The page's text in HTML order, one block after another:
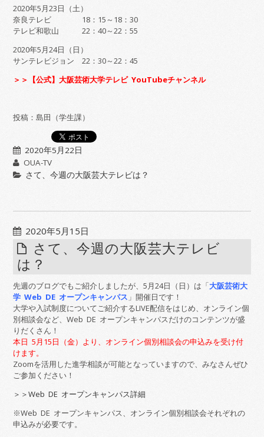
2020年5月23日（土）
奈良テレビ 18：15～18：30
テレビ和歌山 22：40～22：55
2020年5月24日（日）
サンテレビジョン 22：30～22：45
＞＞【公式】大阪芸術大学テレビ YouTubeチャンネル
投稿：島田（学生課）
2020年5月22日
OUA-TV
さて、今週の大阪芸大テレビは？
2020年5月15日
さて、今週の大阪芸大テレビ
は？
先週のブログでもご紹介しましたが、5月24日（日）は「大阪芸術大
学 Web DE オープンキャンパス 」開催日です！
大学や入試制度についてご紹介するLIVE配信をはじめ、オンライン個
別相談会など、Web DE オープンキャンパスだけのコンテンツが盛
りだくさん！
本日 5月15日（金）より、オンライン個別相談会の申込みを受け付
けます。
Zoomを活用した進学相談が可能となっていますので、みなさんぜひ
ご参加ください！
＞＞Web DE オープンキャンパス詳細
※Web DE オープンキャンパス、オンライン個別相談会それぞれの
申込みが必要です。